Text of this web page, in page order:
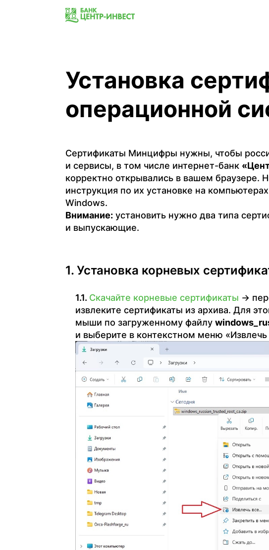
Установка
операционной
Сертификаты Минцифры нужны, чтобы
и сервисы, в том числе интернет-банк
корректно открывались в вашем браузере.
инструкция по их установке на
Windows.
Внимание: установить нужно два типа
и выпускающие.
Установка корневых
Скачайте корневые сертификаты →
извлеките сертификаты из архива. Для
мыши по загруженному файлу
и выберите в контекстном меню «Извлечь